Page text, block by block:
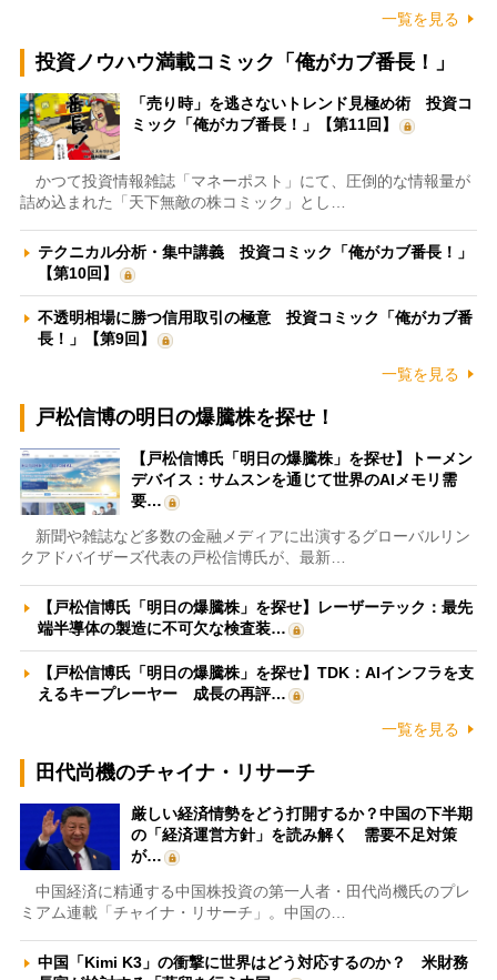
一覧を見る
投資ノウハウ満載コミック「俺がカブ番長！」
「売り時」を逃さないトレンド見極め術 投資コ
ミック「俺がカブ番長！」【第11回】
かつて投資情報雑誌「マネーポスト」にて、圧倒的な情報量が
詰め込まれた「天下無敵の株コミック」とし…
テクニカル分析・集中講義 投資コミック「俺がカブ番長！」
【第10回】
不透明相場に勝つ信用取引の極意 投資コミック「俺がカブ番
長！」【第9回】
一覧を見る
戸松信博の明日の爆騰株を探せ！
【戸松信博氏「明日の爆騰株」を探せ】トーメン
デバイス：サムスンを通じて世界のAIメモリ需
要…
新聞や雑誌など多数の金融メディアに出演するグローバルリン
クアドバイザーズ代表の戸松信博氏が、最新…
【戸松信博氏「明日の爆騰株」を探せ】レーザーテック：最先
端半導体の製造に不可欠な検査装…
【戸松信博氏「明日の爆騰株」を探せ】TDK：AIインフラを支
えるキープレーヤー 成長の再評…
一覧を見る
田代尚機のチャイナ・リサーチ
厳しい経済情勢をどう打開するか？中国の下半期
の「経済運営方針」を読み解く 需要不足対策
が…
中国経済に精通する中国株投資の第一人者・田代尚機氏のプレ
ミアム連載「チャイナ・リサーチ」。中国の…
中国「Kimi K3」の衝撃に世界はどう対応するのか？ 米財務